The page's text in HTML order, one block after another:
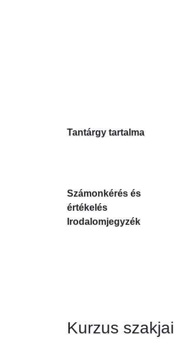
Tantárgy tartalma
Számonkérés és
értékelés
Irodalomjegyzék
Kurzus szakjai